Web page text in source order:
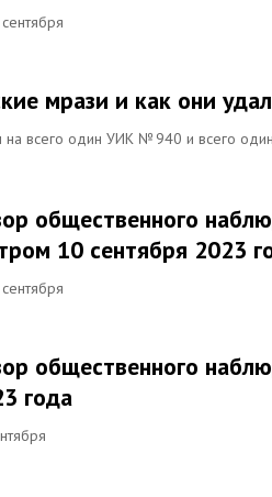
мрази и как они
на всего один УИК № 940 и всего
общественного
10 сентября 2023
общественного
года